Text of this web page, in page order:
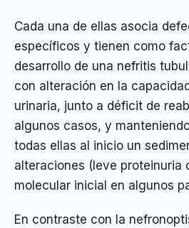
Cada una de ellas asocia
específicos y tienen como
desarrollo de una nefritis
con alteración en la
urinaria, junto a déficit de
algunos casos, y
todas ellas al inicio un
alteraciones (leve proteinuria
molecular inicial en algunos
En contraste con la